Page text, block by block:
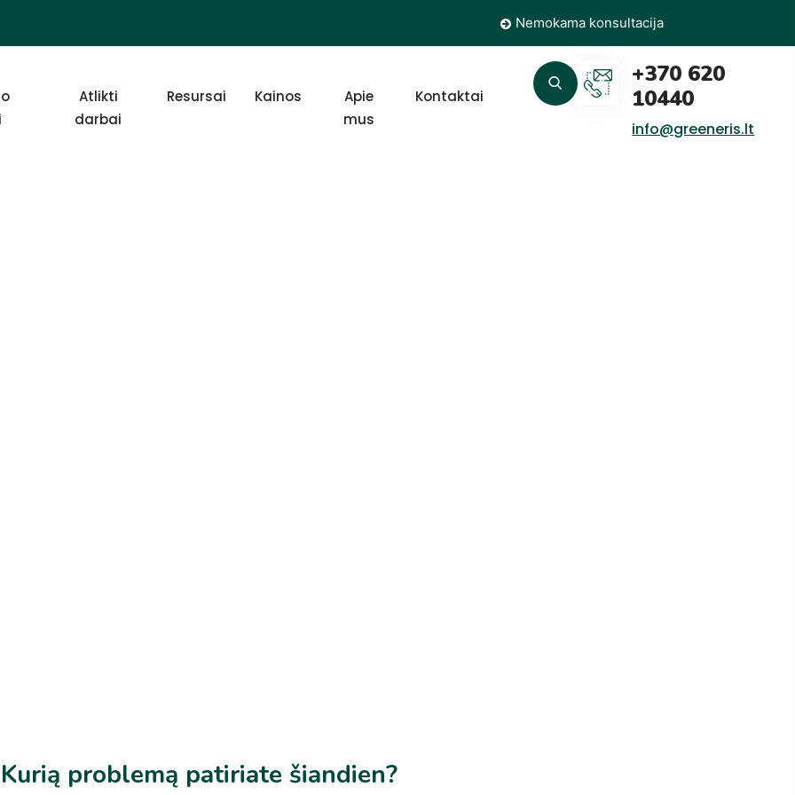
Nemokama konsultacija
Atlikti
darbai
Resursai Kainos
Apie
mus
Kontaktai
+370 620
10440
info@greeneris.lt
Kurią problemą patiriate šiandien?